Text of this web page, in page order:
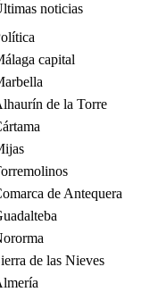
noticias
capital
de la Torre
de Antequera
de las Nieves